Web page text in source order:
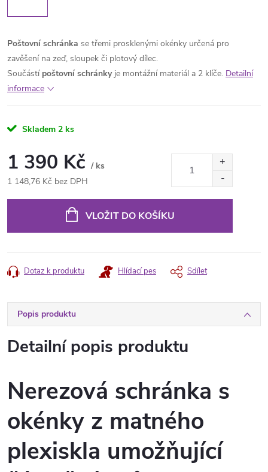
Poštovní schránka se třemi prosklenými okénky určená pro
zavěšení na zeď, sloupek či plotový dílec.
Součástí poštovní schránkyje montážní materiál a 2 klíče. Detailní
informace
Skladem 2 ks
1 390 Kč / ks
1 148,76 Kč bez DPH
VLOŽIT DO KOŠÍKU
Dotaz k produktu Hlídací pes Sdílet
Popis produktu
Detailní popis produktu
Nerezová schránka s
okénky z matného
plexiskla umožňující